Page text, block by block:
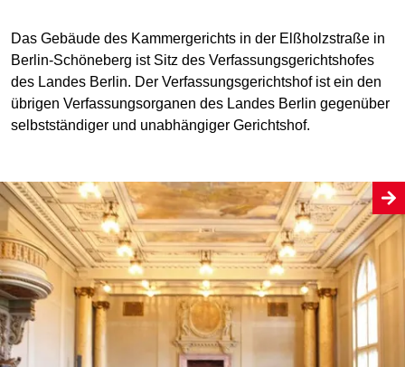
Das Gebäude des Kammergerichts in der Elßholzstraße in
Berlin-Schöneberg ist Sitz des Verfassungsgerichtshofes
des Landes Berlin. Der Verfassungsgerichtshof ist ein den
übrigen Verfassungsorganen des Landes Berlin gegenüber
selbstständiger und unabhängiger Gerichtshof.